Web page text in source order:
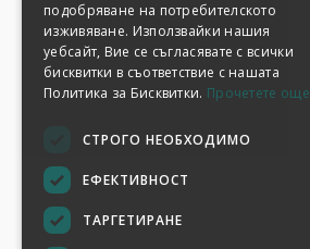
подобряване на потребителското
изживяване. Използвайки нашия
уебсайт, Вие се съгласявате с всички
бисквитки в съответствие с нашата
Политика за Бисквитки. Прочетете още
СТРОГО НЕОБХОДИМО
ЕФЕКТИВНОСТ
ТАРГЕТИРАНЕ